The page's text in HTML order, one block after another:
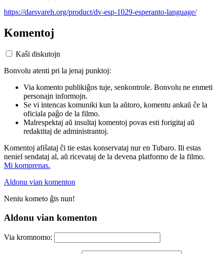
https://darsvareh.org/product/dv-esp-1029-esperanto-language/
Komentoj
Kaŝi diskutojn
Bonvolu atenti pri la jenaj punktoj:
Via komento publikiĝos tuje, senkontrole. Bonvolu ne enmeti
personajn informojn.
Se vi intencas komuniki kun la aŭtoro, komentu ankaŭ ĉe la
oficiala paĝo de la filmo.
Malrespektaj aŭ insultaj komentoj povas esti forigitaj aŭ
redaktitaj de administrantoj.
Komentoj afiŝataj ĉi tie estas konservataj nur en Tubaro. Ili estas
neniel sendataj al, aŭ ricevataj de la devena platformo de la filmo.
Mi komprenas.
Aldonu vian komenton
Neniu kometo ĝis nun!
Aldonu vian komenton
Via kromnomo: